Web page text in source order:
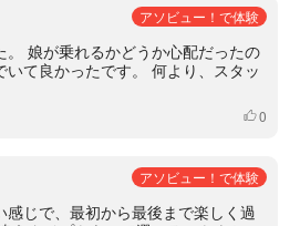
アソビュー！で体験
。 娘が乗れるかどうか心配だったの
いて良かったです。 何より、スタッ
いいね
0
アソビュー！で体験
じで、最初から最後まで楽しく過